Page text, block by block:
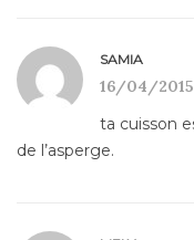
SAMIA
16/04/2015
ta cuisson
de l’asperge.